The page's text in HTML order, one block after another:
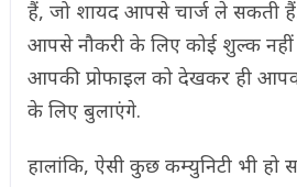
हैं, जो शायद आपसे चार्ज ले सकती
आपसे नौकरी के लिए कोई शुल्क
आपकी प्रोफाइल को देखकर ही
के लिए बुलाएंगे.
हालांकि, ऐसी कुछ कम्युनिटी भी हो